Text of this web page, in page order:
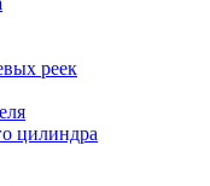
реек
цилиндра